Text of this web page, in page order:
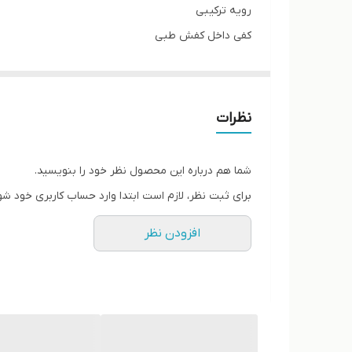
رویه ترکیبی
کفی داخل کفش طبی
قالب کاملآ استاندارد
کیفیت عالی مسترکوالیتی ویتنامی
نظرات
شما هم درباره این محصول نظر خود را بنویسید.
برای ثبت نظر، لازم است ابتدا وارد حساب کاربری خود
افزودن نظر